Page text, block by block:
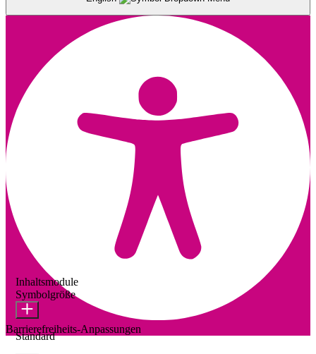
Barrierefreiheits-Anpassungen
Inhaltsmodule
Symbolgröße
Standard